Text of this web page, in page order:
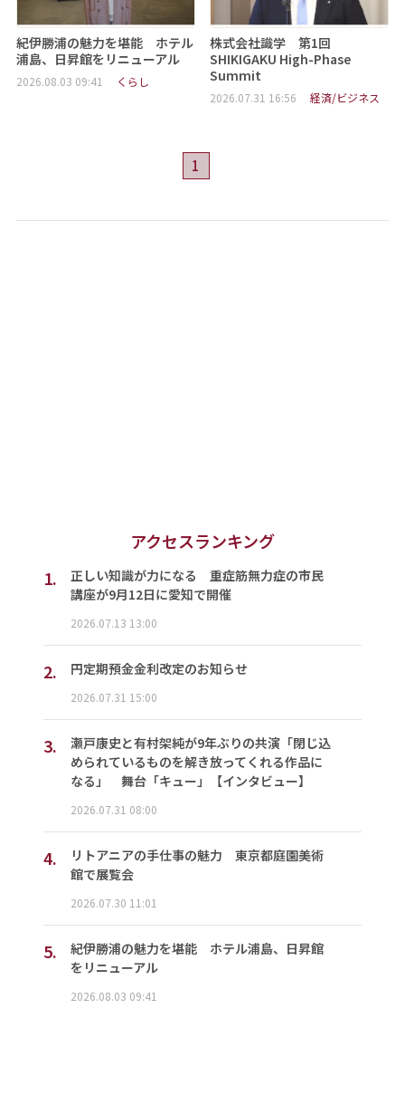
紀伊勝浦の魅力を堪能 ホテル
浦島、日昇館をリニューアル
2026.08.03 09:41 くらし
株式会社識学 第1回
SHIKIGAKU High-Phase
Summit
2026.07.31 16:56 経済/ビジネス
1
アクセスランキング
1.
正しい知識が力になる 重症筋無力症の市民
講座が9月12日に愛知で開催
2026.07.13 13:00
2. 円定期預金金利改定のお知らせ
2026.07.31 15:00
3.
瀬戸康史と有村架純が9年ぶりの共演「閉じ込
められているものを解き放ってくれる作品に
なる」 舞台「キュー」【インタビュー】
2026.07.31 08:00
4.
リトアニアの手仕事の魅力 東京都庭園美術
館で展覧会
2026.07.30 11:01
5.
紀伊勝浦の魅力を堪能 ホテル浦島、日昇館
をリニューアル
2026.08.03 09:41